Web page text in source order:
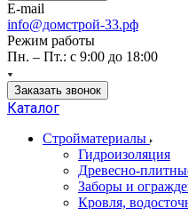
E-mail
info@домстрой-33.рф
Режим работы
Пн. – Пт.: с 9:00 до 18:00
Заказать звонок
Каталог
Стройматериалы
Гидроизоляция
Древесно-
Заборы и
Кровля,